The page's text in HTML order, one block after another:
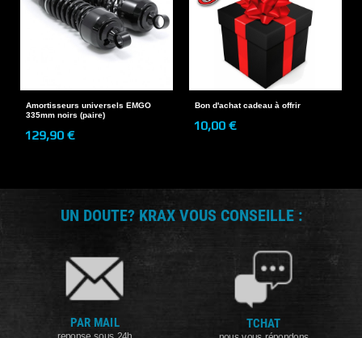
Amortisseurs universels EMGO
335mm noirs (paire)
129,90 €
Bon d'achat cadeau à offrir
10,00 €
UN DOUTE? KRAX VOUS CONSEILLE :
PAR MAIL TCHAT